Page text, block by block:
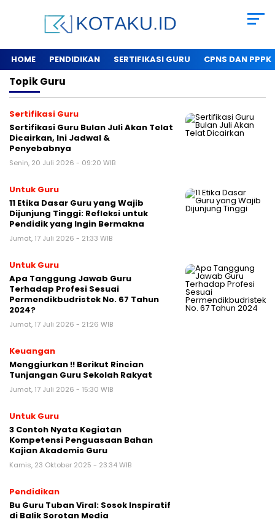
HOME PENDIDIKAN SERTIFIKASI GURU CPNS DAN PPPK
TopikGuru
Sertifikasi Guru
Sertifikasi Guru Bulan Juli Akan Telat
Dicairkan, Ini Jadwal &
Penyebabnya
Senin, 20 Juli 2026 - 09:20 WIB
Untuk Guru
11 Etika Dasar Guru yang Wajib
Dijunjung Tinggi: Refleksi untuk
Pendidik yang Ingin Bermakna
Jumat, 17 Juli 2026 - 21:33 WIB
Untuk Guru
Apa Tanggung Jawab Guru
Terhadap Profesi Sesuai
Permendikbudristek No. 67 Tahun
2024?
Jumat, 17 Juli 2026 - 21:26 WIB
Keuangan
Menggiurkan !! Berikut Rincian
Tunjangan Guru Sekolah Rakyat
Jumat, 17 Juli 2026 - 15:30 WIB
Untuk Guru
3 Contoh Nyata Kegiatan
Kompetensi Penguasaan Bahan
Kajian Akademis Guru
Kamis, 23 Oktober 2025 - 23:34 WIB
Pendidikan
Bu Guru Tuban Viral: Sosok Inspiratif
di Balik Sorotan Media